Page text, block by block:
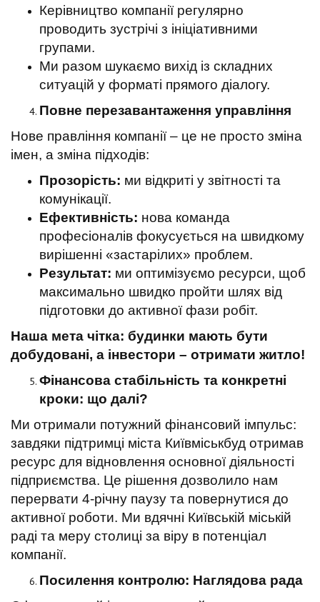
Керівництво компанії регулярно
проводить зустрічі з ініціативними
групами.
Ми разом шукаємо вихід із складних
ситуацій у форматі прямого діалогу.
Повне перезавантаження управління
Нове правління компанії – це не просто зміна
імен, а зміна підходів:
Прозорість: ми відкриті у звітності та
комунікації.
Ефективність: нова команда
професіоналів фокусується на швидкому
вирішенні «застарілих» проблем.
Результат: ми оптимізуємо ресурси, щоб
максимально швидко пройти шлях від
підготовки до активної фази робіт.
Наша мета чітка: будинки мають бути
добудовані, а інвестори – отримати житло!
Фінансова стабільність та конкретні
кроки: що далі?
Ми отримали потужний фінансовий імпульс:
завдяки підтримці міста Київміськбуд отримав
ресурс для відновлення основної діяльності
підприємства. Це рішення дозволило нам
перервати 4-річну паузу та повернутися до
активної роботи. Ми вдячні Київській міській
раді та меру столиці за віру в потенціал
компанії.
Посилення контролю: Наглядова рада